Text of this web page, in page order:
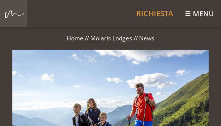
RICHIESTA MENU
Home // Molaris Lodges // News